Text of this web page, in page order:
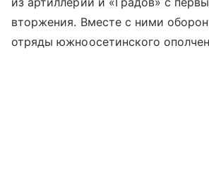
вторжения. Вместе с ними
отряды южноосетинского